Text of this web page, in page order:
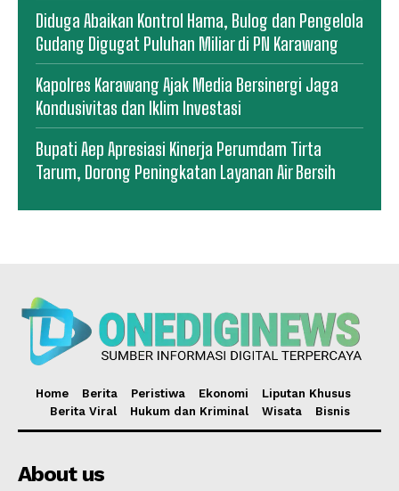
Diduga Abaikan Kontrol Hama, Bulog dan Pengelola
Gudang Digugat Puluhan Miliar di PN Karawang
Kapolres Karawang Ajak Media Bersinergi Jaga
Kondusivitas dan Iklim Investasi
Bupati Aep Apresiasi Kinerja Perumdam Tirta
Tarum, Dorong Peningkatan Layanan Air Bersih
Home Berita Peristiwa Ekonomi
Liputan Khusus
Berita Viral
Hukum dan Kriminal Wisata Bisnis
About us